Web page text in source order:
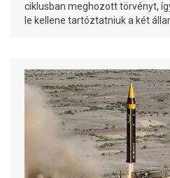
ciklusban meghozott törvényt,
le kellene tartóztatniuk a két